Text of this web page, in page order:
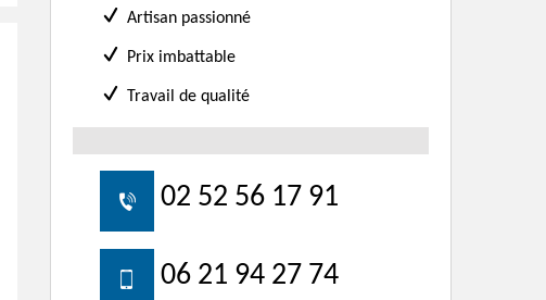
Artisan passionné
Prix imbattable
Travail de qualité
02 52 56 17 91
06 21 94 27 74